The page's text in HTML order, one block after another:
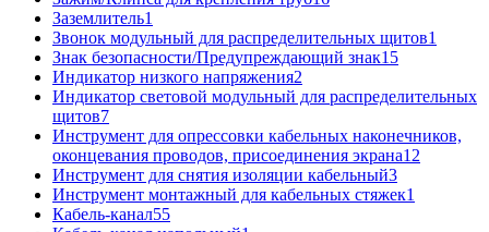
Заземлитель1
Звонок модульный для распределительных щитов1
Знак безопасности/Предупреждающий знак15
Индикатор низкого напряжения2
Индикатор световой модульный для распределительных
щитов7
Инструмент для опрессовки кабельных наконечников,
оконцевания проводов, присоединения экрана12
Инструмент для снятия изоляции кабельный3
Инструмент монтажный для кабельных стяжек1
Кабель-канал55